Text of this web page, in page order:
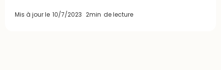
Mis à jour le 10/7/2023 2min de lecture